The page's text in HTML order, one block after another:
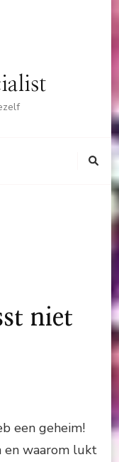
niet
een geheim!
en waarom lukt